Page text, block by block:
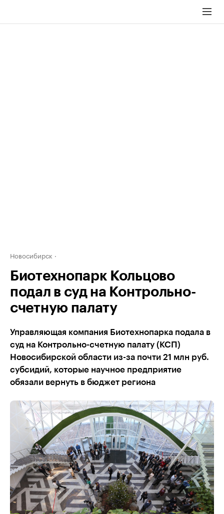
Новосибирск
Биотехнопарк Кольцово
подал в суд на Контрольно-
счетную палату
Управляющая компания Биотехнопарка подала в
суд на Контрольно-счетную палату (КСП)
Новосибирской области из-за почти 21 млн руб.
субсидий, которые научное предприятие
обязали вернуть в бюджет региона